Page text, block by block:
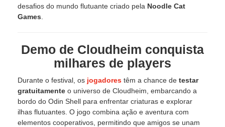
desafios do mundo flutuante criado pela Noodle Cat
Games
Demo de Cloudheim conquista
milhares de players
Durante o festival, os jogadores têm a chance de testar
gratuitamente o universo de Cloudheim, embarcando a
bordo do Odin Shell para enfrentar criaturas e explorar
ilhas flutuantes. O jogo combina ação e aventura com
elementos cooperativos, permitindo que amigos se unam